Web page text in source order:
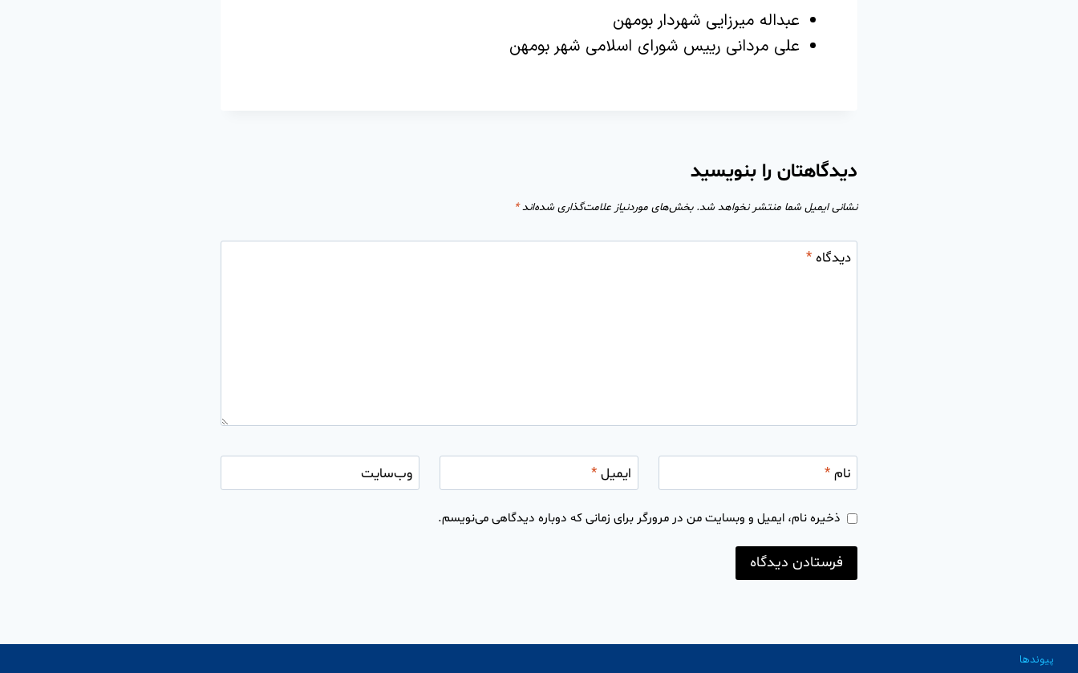
عبداله میرزایی شهردار بومهن
علی مردانی رییس شورای اسلامی شهر بومهن
دیدگاهتان را بنویسید
نشانی ایمیل شما منتشر نخواهد شد. بخش‌های موردنیاز علامت‌گذاری شده‌اند*
دیدگاه*
نام* ایمیل * وب‌سایت
ذخیره نام، ایمیل و وبسایت من در مرورگر برای زمانی که دوباره دیدگاهی می‌نویسم.
پیوندها